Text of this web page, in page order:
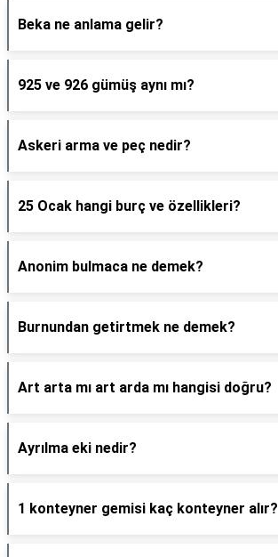
Beka ne anlama gelir?
925 ve 926 gümüş aynı mı?
Askeri arma ve peç nedir?
25 Ocak hangi burç ve özellikleri?
Anonim bulmaca ne demek?
Burnundan getirtmek ne demek?
Art arta mı art arda mı hangisi doğru?
Ayrılma eki nedir?
1 konteyner gemisi kaç konteyner alır?